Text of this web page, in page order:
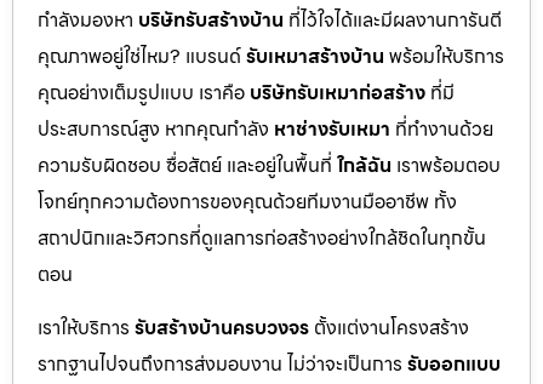
กำลังมองหา บริษัทรับสร้างบ้าน ที่ไว้ใจได้และมีผลงานการันตี
คุณภาพอยู่ใช่ไหม? แบรนด์รับเหมาสร้างบ้าน พร้อมให้บริการ
คุณอย่างเต็มรูปแบบ เราคือ บริษัทรับเหมาก่อสร้าง ที่มี
ประสบการณ์สูง หากคุณกำลัง หาช่างรับเหมา ที่ทำงานด้วย
ความรับผิดชอบ ซื่อสัตย์ และอยู่ในพื้นที่ ใกล้ฉัน เราพร้อมตอบ
โจทย์ทุกความต้องการของคุณด้วยทีมงานมืออาชีพ ทั้ง
สถาปนิกและวิศวกรที่ดูแลการก่อสร้างอย่างใกล้ชิดในทุกขั้น
ตอน
เราให้บริการ รับสร้างบ้านครบวงจร ตั้งแต่งานโครงสร้าง
รากฐานไปจนถึงการส่งมอบงาน ไม่ว่าจะเป็นการ รับออกแบบ